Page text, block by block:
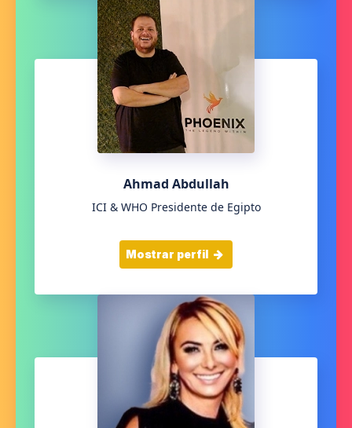
Ahmad Abdullah
ICI & WHO Presidente de Egipto
Mostrar perfil